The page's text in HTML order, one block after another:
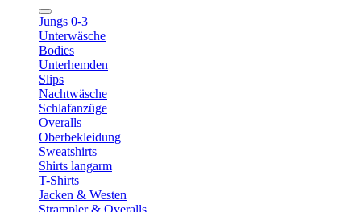
Jungs 0-3
Unterwäsche
Bodies
Unterhemden
Slips
Nachtwäsche
Schlafanzüge
Overalls
Oberbekleidung
Sweatshirts
Shirts langarm
T-Shirts
Jacken & Westen
Strampler & Overalls